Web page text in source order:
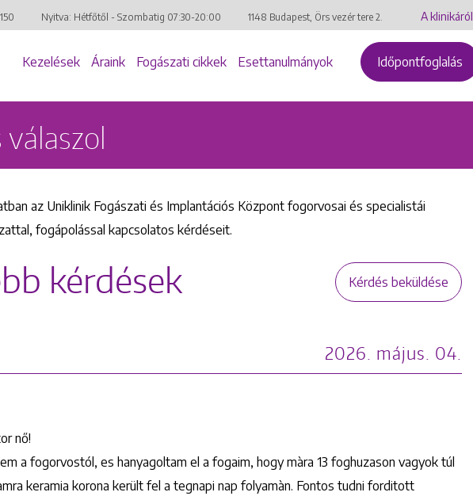
Nyitva: Hétfőtől - Szombatig 07:30-20:00 1148 Budapest, Örs vezér tere 2. A klinikáról
Kezelések Áraink Fogászati cikkek Esettanulmányok Időpontfoglalás
az Uniklinik Fogászati és Implantációs Központ fogorvosai és specialistái
fogápolással kapcsolatos kérdéseit.
Kérdés beküldése
kérdések
2026. május. 04.
nő!
a fogorvostól, es hanyagoltam el a fogaim, hogy màra 13 foghuzason vagyok túl
keramia korona került fel a tegnapi nap folyamàn. Fontos tudni forditott